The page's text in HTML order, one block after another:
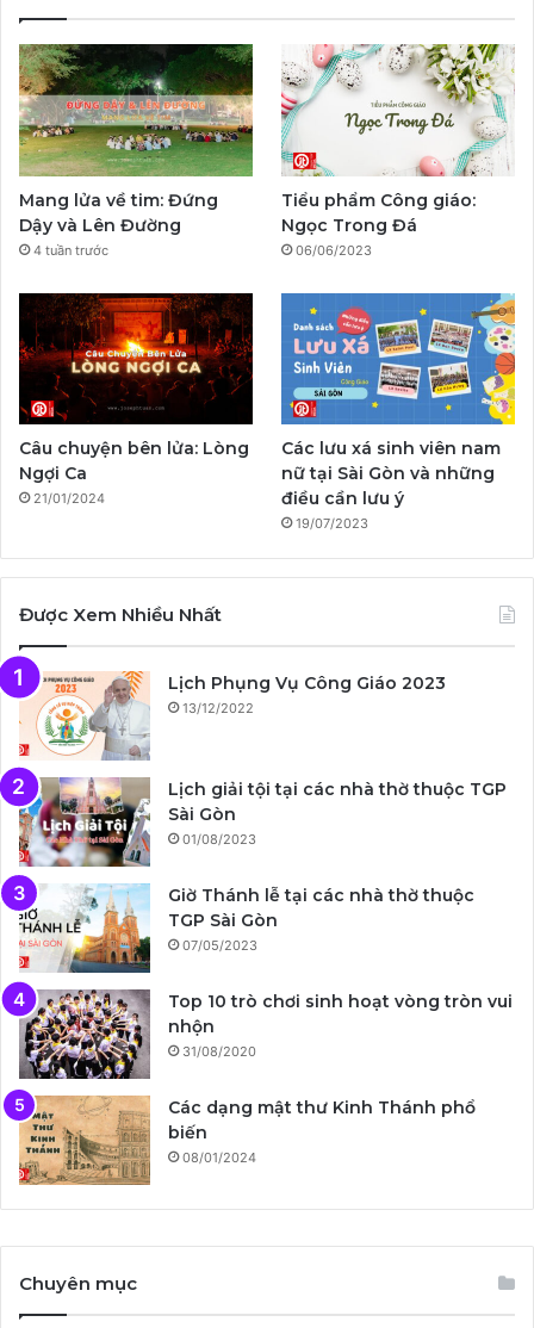
b
o
o
k
u
b
e
a
g
r
a
a
g
r
a
m
o
k
Mang lửa về tim: Đứng
Dậy và Lên Đường
4 tuần trước
Tiểu phẩm Công giáo:
Ngọc Trong Đá
06/06/2023
Câu chuyện bên lửa: Lòng
Ngợi Ca
21/01/2024
Các lưu xá sinh viên nam
nữ tại Sài Gòn và những
điều cần lưu ý
19/07/2023
Được Xem Nhiều Nhất
Lịch Phụng Vụ Công Giáo 2023
13/12/2022
Lịch giải tội tại các nhà thờ thuộc TGP
Sài Gòn
01/08/2023
Giờ Thánh lễ tại các nhà thờ thuộc
TGP Sài Gòn
07/05/2023
Top 10 trò chơi sinh hoạt vòng tròn vui
nhộn
31/08/2020
Các dạng mật thư Kinh Thánh phổ
biến
08/01/2024
Chuyên mục